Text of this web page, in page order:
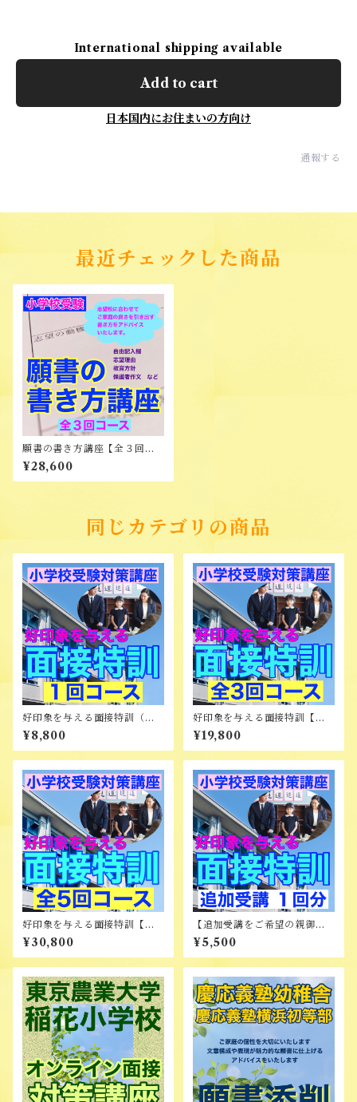
International shipping available
Add to cart
日本国内にお住まいの方向け
通報する
最近チェックした商品
願書の書き方講座【全３回コ
ース】
¥28,600
同じカテゴリの商品
好印象を与える面接特訓（オ
ンライン）
¥8,800
好印象を与える面接特訓【全3
回コース】
¥19,800
好印象を与える面接特訓【全5
回コース】
¥30,800
【追加受講をご希望の親御様
向け】好印象を与える面接特
訓 追加受講 1回分
¥5,500